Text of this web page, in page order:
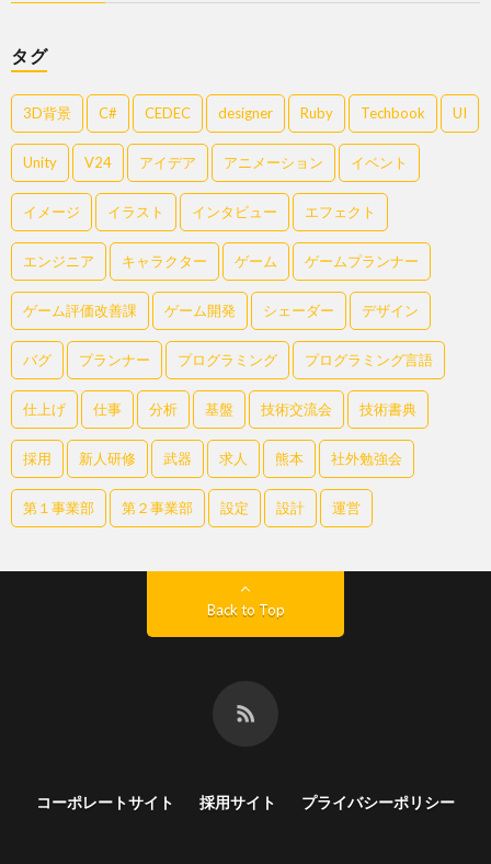
タグ
3D背景 C# CEDEC designer Ruby Techbook UI
Unity V24 アイデア アニメーション イベント
イメージ イラスト インタビュー エフェクト
エンジニア キャラクター ゲーム ゲームプランナー
ゲーム評価改善課 ゲーム開発 シェーダー デザイン
バグ プランナー プログラミング プログラミング言語
仕上げ 仕事 分析 基盤 技術交流会 技術書典
採用 新人研修 武器 求人 熊本 社外勉強会
第１事業部 第２事業部 設定 設計 運営
Back to Top
コーポレートサイト 採用サイト プライバシーポリシー